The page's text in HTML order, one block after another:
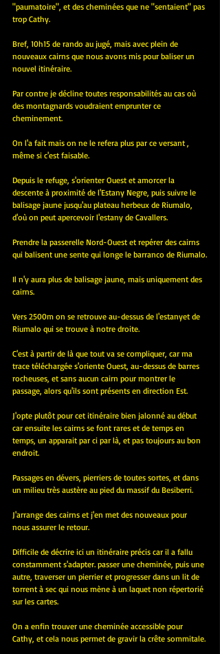
"paumatoire", et des cheminées que ne "sentaient" pas
trop Cathy.
Bref, 10h15 de rando au jugé, mais avec plein de
nouveaux cairns que nous avons mis pour baliser un
nouvel itinéraire.
Par contre je décline toutes responsabilités au cas où
des montagnards voudraient emprunter ce
cheminement.
On l'a fait mais on ne le refera plus par ce versant ,
même si c'est faisable.
Depuis le refuge, s'orienter Ouest et amorcer la
descente à proximité de l'Estany Negre, puis suivre le
balisage jaune jusqu'au plateau herbeux de Riumalo,
d'où on peut apercevoir l'estany de Cavallers.
Prendre la passerelle Nord-Ouest et repérer des cairns
qui balisent une sente qui longe le barranco de Riumalo.
Il n'y aura plus de balisage jaune, mais uniquement des
cairns.
Vers 2500m on se retrouve au-dessus de l'estanyet de
Riumalo qui se trouve à notre droite.
C'est à partir de là que tout va se compliquer, car ma
trace téléchargée s'oriente Ouest, au-dessus de barres
rocheuses, et sans aucun cairn pour montrer le
passage, alors qu'ils sont présents en direction Est.
J'opte plutôt pour cet itinéraire bien jalonné au début
car ensuite les cairns se font rares et de temps en
temps, un apparait par ci par là, et pas toujours au bon
endroit.
Passages en dévers, pierriers de toutes sortes, et dans
un milieu très austère au pied du massif du Besiberri.
J'arrange des cairns et j'en met des nouveaux pour
nous assurer le retour.
Difficile de décrire ici un itinéraire précis car il a fallu
constamment s'adapter. passer une cheminée, puis une
autre, traverser un pierrier et progresser dans un lit de
torrent à sec qui nous mène à un laquet non répertorié
sur les cartes.
On a enfin trouver une cheminée accessible pour
Cathy, et cela nous permet de gravir la crête sommitale.